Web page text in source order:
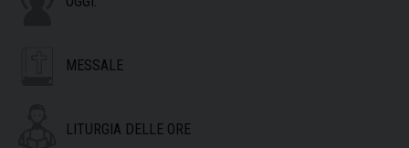
MESSALE
LITURGIA DELLE ORE